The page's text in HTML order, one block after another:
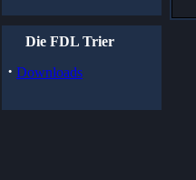
Die FDL Trier
· Downloads